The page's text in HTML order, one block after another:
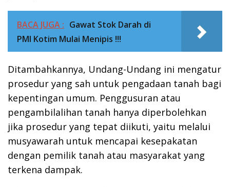
BACA JUGA : Gawat Stok Darah di
PMI Kotim Mulai Menipis !!!
Ditambahkannya, Undang-Undang ini mengatur
prosedur yang sah untuk pengadaan tanah bagi
kepentingan umum. Penggusuran atau
pengambilalihan tanah hanya diperbolehkan
jika prosedur yang tepat diikuti, yaitu melalui
musyawarah untuk mencapai kesepakatan
dengan pemilik tanah atau masyarakat yang
terkena dampak.